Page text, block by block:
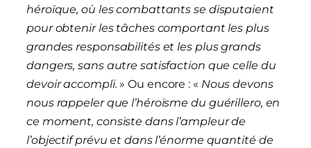
héroïque, où les combattants se disputaient
pour obtenir les tâches comportant les plus
grandes responsabilités et les plus grands
dangers, sans autre satisfaction que celle du
devoir accompli. » Ou encore : « Nous devons
nous rappeler que l’héroïsme du guérillero, en
ce moment, consiste dans l’ampleur de
l’objectif prévu et dans l’énorme quantité de